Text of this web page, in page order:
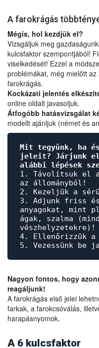
A farokrágás
Mégis, hol kezdjük el?
Vizsgáljuk meg
kulcsfaktor szempontjából!
viselkedését! Ezzel a
problémákat, még mielőtt
farokrágás.
Kockázati jelentés
online oldalt javasoljuk.
Átfogóbb hatásvizsgálat
modellt ajánljuk (német és
Mit tegyünk, ha
jeleit? Járjunk el
alábbi lépések
1. Távolítsuk el
az állományból!
2. Kezeljük a
3. Adjunk friss
anyagokat,
ágak, szalma
vészhelyzetekre)!
4. Ellenőrizzük
5. Vezessünk be
Nagyon fontos, hogy
reagáljunk!
A farokrágás első jelei
farkak, a farokcsóválás,
harapásnyomok.
A 6 kulcsfaktor